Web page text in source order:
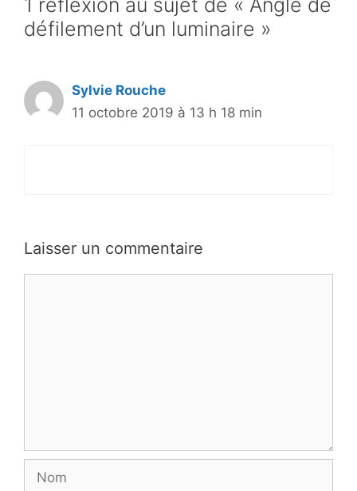
1 réflexion au sujet de « Angle de
défilement d’un luminaire »
Sylvie Rouche
11 octobre 2019 à 13 h 18 min
Laisser un commentaire
Nom